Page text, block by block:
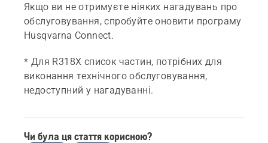
Якщо ви не отримуєте ніяких нагадувань про
обслуговування, спробуйте оновити програму
Husqvarna Connect.
* Для R318X список частин, потрібних для
виконання технічного обслуговування,
недоступний у нагадуванні.
Чи була ця стаття корисною?